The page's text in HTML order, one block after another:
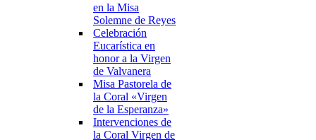
en la Misa
Solemne de Reyes
Celebración
Eucarística en
honor a la Virgen
de Valvanera
Misa Pastorela de
la Coral «Virgen
de la Esperanza»
Intervenciones de
la Coral Virgen de